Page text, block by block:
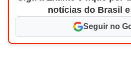
notícias do Brasil
Seguir no